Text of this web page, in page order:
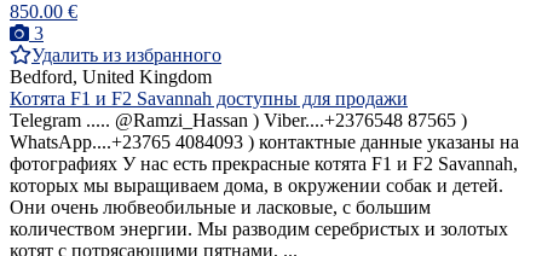
850.00 €
3
Удалить из избранного
Bedford, United Kingdom
Котята F1 и F2 Savannah доступны для продажи
Telegram ..... @Ramzi_Hassan ) Viber....+2376548 87565 )
WhatsApp....+23765 4084093 ) контактные данные указаны на
фотографиях У нас есть прекрасные котята F1 и F2 Savannah,
которых мы выращиваем дома, в окружении собак и детей.
Они очень любвеобильные и ласковые, с большим
количеством энергии. Мы разводим серебристых и золотых
котят с потрясающими пятнами, ...